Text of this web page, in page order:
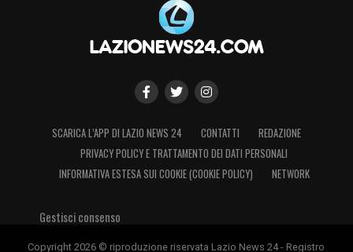
SCARICA L’APP DI LAZIO NEWS 24 CONTATTI
REDAZIONE
PRIVACY POLICY E TRATTAMENTO DEI DATI PERSONALI
INFORMATIVA ESTESA SUI COOKIE (COOKIE POLICY)
NETWORK
Gestisci consenso
Copyright 2026 © riproduzione riservata Lazio News 24 - Registro